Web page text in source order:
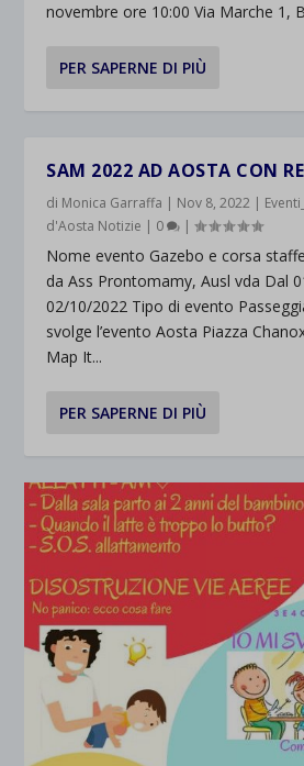
novembre ore 10:00 Via Marche 1,
PER SAPERNE DI PIÙ
SAM 2022 AD AOSTA CON
di Monica Garraffa | Nov 8, 2022 |
d'Aosta Notizie | 0 |
Nome evento Gazebo e corsa
da Ass Prontomamy, Ausl vda Dal
02/10/2022 Tipo di evento
svolge l’evento Aosta Piazza
Map It...
PER SAPERNE DI PIÙ